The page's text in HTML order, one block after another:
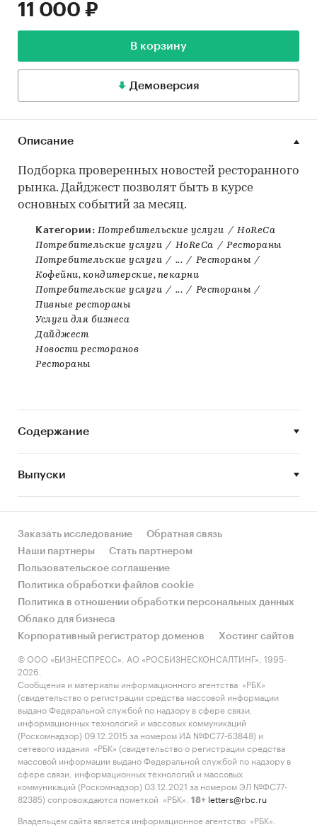
11 000 ₽
В корзину
Демоверсия
Описание
Подборка проверенных новостей ресторанного
рынка. Дайджест позволят быть в курсе
основных событий за месяц.
Категории: Потребительские услуги / HoReCa
Потребительские услуги / HoReCa / Рестораны
Потребительские услуги / ... / Рестораны /
Кофейни, кондитерские, пекарни
Потребительские услуги / ... / Рестораны /
Пивные рестораны
Услуги для бизнеса
Дайджест
Новости ресторанов
Рестораны
Содержание
Выпуски
Заказать исследование
Обратная связь
Наши партнеры
Стать партнером
Пользовательское соглашение
Политика обработки файлов cookie
Политика в отношении обработки персональных данных
Облако для бизнеса
Корпоративный регистратор доменов
Хостинг сайтов
© ООО «БИЗНЕСПРЕСС», АО «РОСБИЗНЕСКОНСАЛТИНГ», 1995-
2026.
Сообщения и материалы информационного агентства «РБК»
(свидетельство о регистрации средства массовой информации
выдано Федеральной службой по надзору в сфере связи,
информационных технологий и массовых коммуникаций
(Роскомнадзор) 09.12.2015 за номером ИА №ФС77-63848) и
сетевого издания «РБК» (свидетельство о регистрации средства
массовой информации выдано Федеральной службой по надзору в
сфере связи, информационных технологий и массовых
коммуникаций (Роскомнадзор) 03.12.2021 за номером ЭЛ №ФС77-
82385) сопровождаются пометкой «РБК».
18+ letters@rbc.ru
Владельцем сайта является информационное агентство «РБК».